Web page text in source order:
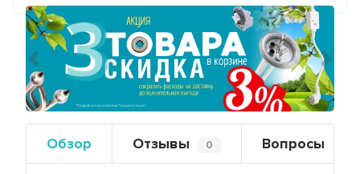
Предыдущий
Обзор Отзывы 0 Вопросы